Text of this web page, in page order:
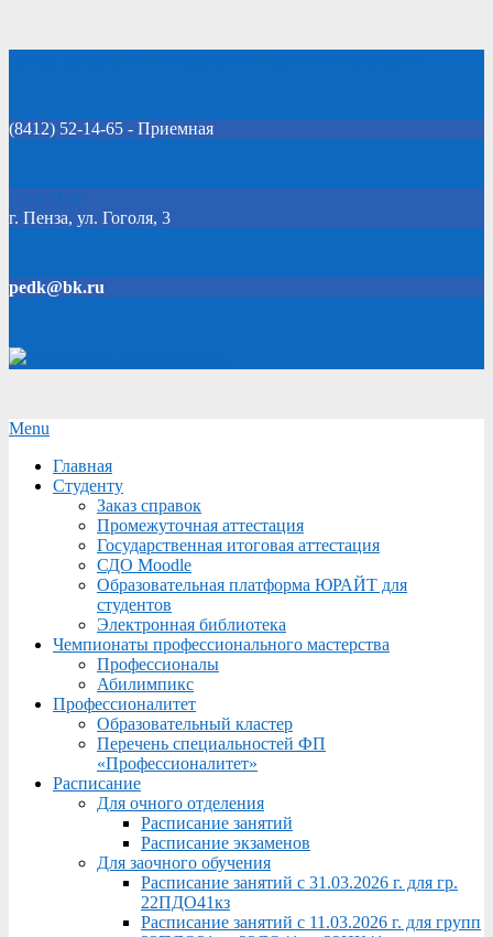
(8412) 52-14-65 - Приемная
Click Here
г. Пенза, ул. Гоголя, 3
pedk@bk.ru
Secondary
Menu
Menu
Главная
Студенту
Заказ справок
Промежуточная аттестация
Государственная итоговая аттестация
СДО Moodle
Образовательная платформа ЮРАЙТ для
студентов
Электронная библиотека
Чемпионаты профессионального мастерства
Профессионалы
Абилимпикс
Профессионалитет
Образовательный кластер
Перечень специальностей ФП
«Профессионалитет»
Расписание
Для очного отделения
Расписание занятий
Расписание экзаменов
Для заочного обучения
Расписание занятий с 31.03.2026 г. для гр.
22ПДО41кз
Расписание занятий с 11.03.2026 г. для групп